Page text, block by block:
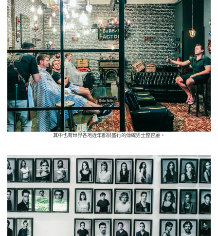
其中也有世界各地近年都很盛行的傳統男士整容廳。